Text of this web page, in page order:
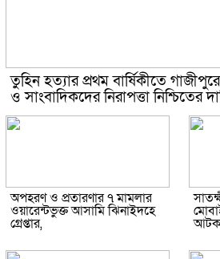
তুহিন হত্যার প্রথম বার্ষিকীতে
ও সাংবাদিকদের নিরাপত্তা নিশ্চিতের
অপহরণ ও প্রতারণার ৭ মামলার
ওয়ারেন্টভুক্ত আসামি ঝিনাইদহে
গ্রেপ্তার, আটক